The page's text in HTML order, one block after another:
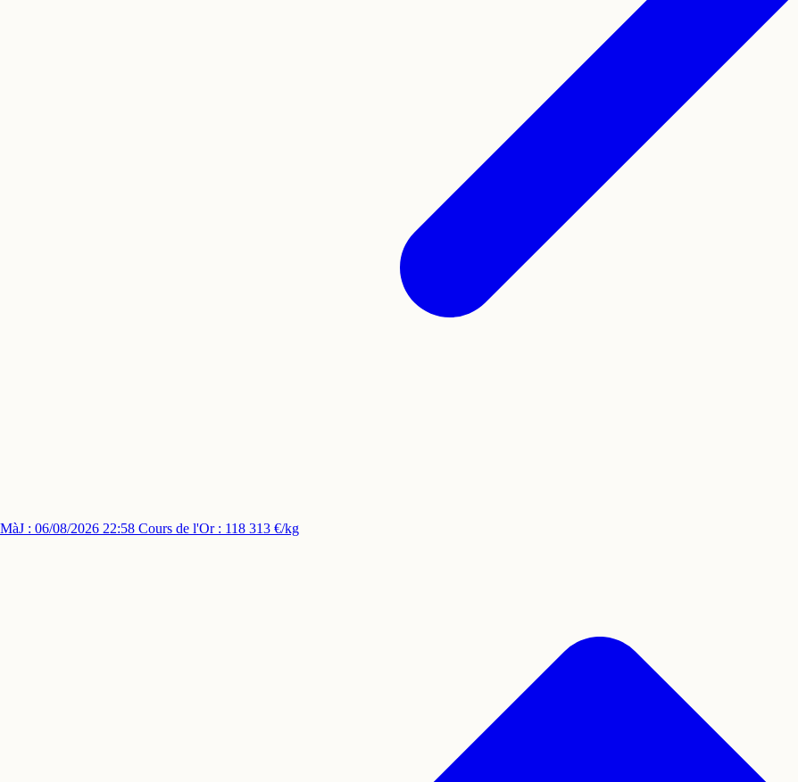
MàJ : 06/08/2026 22:58 Cours de l'Or : 118 313 €/kg